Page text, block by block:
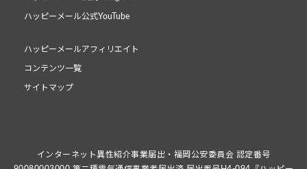
ハッピーメール公式YouTube
ハッピーメールアフィリエイト
コンテンツ一覧
サイトマップ
インターネット異性紹介事業届出・福岡公安委員会 認定番号